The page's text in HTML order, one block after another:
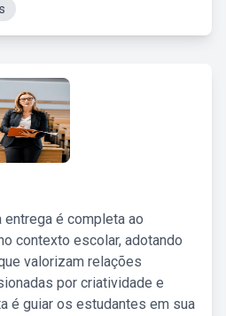
entrega é completa ao
contexto escolar, adotando
valorizam relações
por criatividade e
é guiar os estudantes em sua